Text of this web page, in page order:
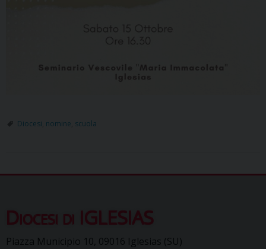
Diocesi nomine scuola
Diocesi di IGLESIAS
Piazza Municipio 10, 09016 Iglesias (SU)